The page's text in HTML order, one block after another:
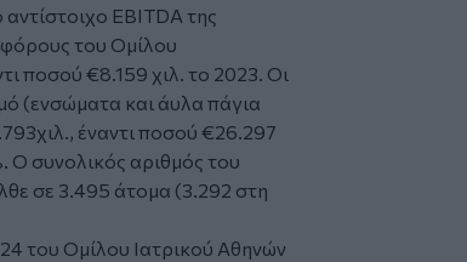
EBITDA της
του Ομίλου
ποσού €8.159 χιλ. το 2023. Οι
(ενσώματα και άυλα πάγια
έναντι ποσού €26.297
Ο συνολικός αριθμός του
σε 3.495 άτομα (3.292 στη
Ομίλου Ιατρικού Αθηνών